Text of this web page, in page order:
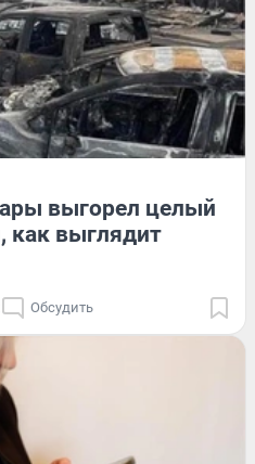
выгорел целый
как выглядит
Обсудить